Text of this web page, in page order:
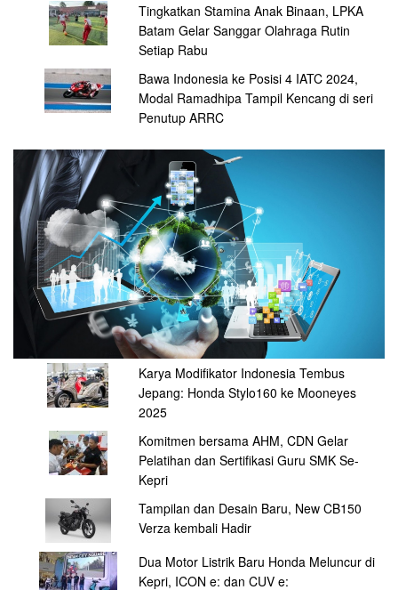
Tingkatkan Stamina Anak Binaan, LPKA
Batam Gelar Sanggar Olahraga Rutin
Setiap Rabu
Bawa Indonesia ke Posisi 4 IATC 2024,
Modal Ramadhipa Tampil Kencang di seri
Penutup ARRC
Karya Modifikator Indonesia Tembus
Jepang: Honda Stylo160 ke Mooneyes
2025
Komitmen bersama AHM, CDN Gelar
Pelatihan dan Sertifikasi Guru SMK Se-
Kepri
Tampilan dan Desain Baru, New CB150
Verza kembali Hadir
Dua Motor Listrik Baru Honda Meluncur di
Kepri, ICON e: dan CUV e: